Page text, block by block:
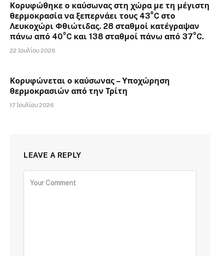
Κορυφώθηκε ο καύσωνας στη χώρα με τη μέγιστη
θερμοκρασία να ξεπερνάει τους 43°C στο
Λευκοχώρι Φθιώτιδας. 28 σταθμοί κατέγραψαν
πάνω από 40°C και 138 σταθμοί πάνω από 37°C.
22 Ιουλίου 2026
Κορυφώνεται ο καύσωνας – Υποχώρηση
θερμοκρασιών από την Τρίτη
17 Ιουλίου 2026
LEAVE A REPLY